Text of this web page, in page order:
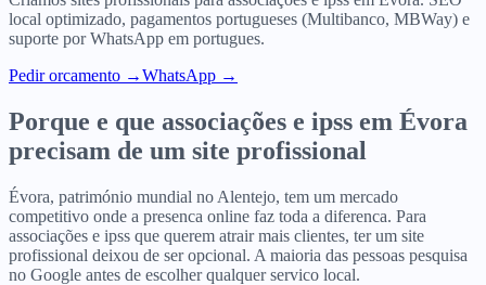
local optimizado, pagamentos portugueses (Multibanco, MBWay) e
suporte por WhatsApp em portugues.
Pedir orcamento →WhatsApp →
Porque e que associações e ipss em Évora
precisam de um site profissional
Évora, património mundial no Alentejo, tem um mercado
competitivo onde a presenca online faz toda a diferenca. Para
associações e ipss que querem atrair mais clientes, ter um site
profissional deixou de ser opcional. A maioria das pessoas pesquisa
no Google antes de escolher qualquer servico local.